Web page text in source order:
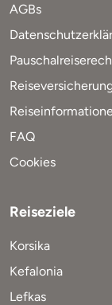
AGBs
FAQ
Cookies
Reiseziele
Korsika
Kefalonia
Lefkas